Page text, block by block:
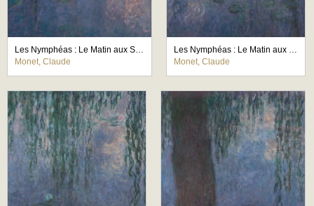
Les Nymphéas : Le Matin aux Saules
Monet, Claude
Les Nymphéas : Le Matin aux Saules
Monet, Claude